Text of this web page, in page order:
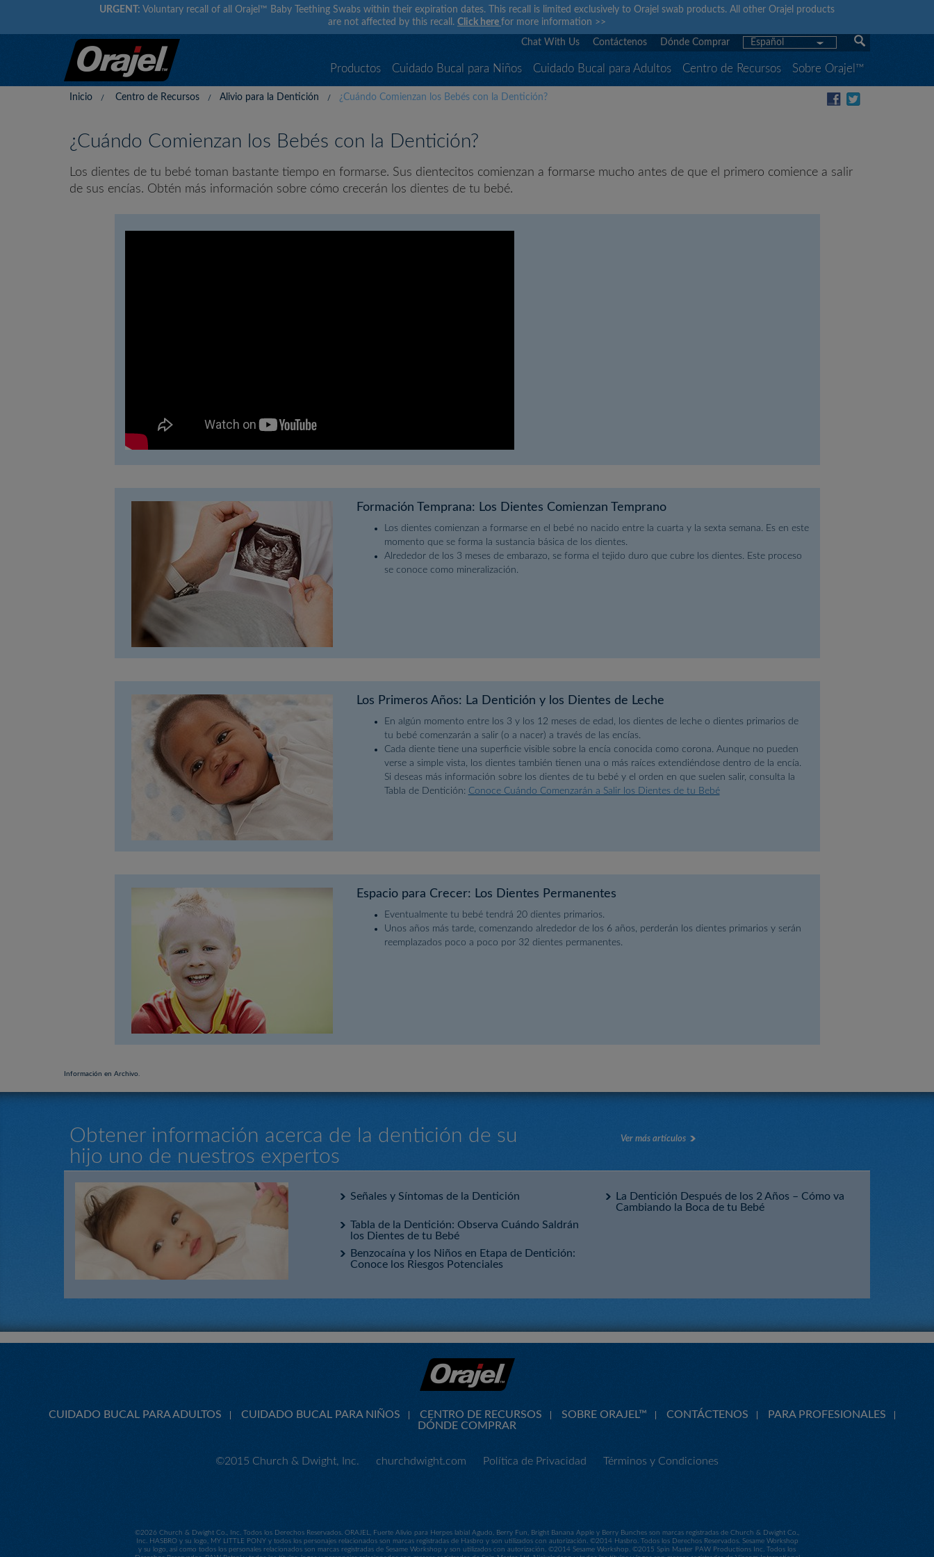
URGENT: Voluntary recall of all Orajel™ Baby Teething Swabs within their expiration dates. This recall is limited exclusively to Orajel swab products. All other Orajel products
are not affected by this recall. Click here for more information >>
Chat With Us Contáctenos Dónde Comprar Español
Productos Cuidado Bucal para Niños Cuidado Bucal para Adultos Centro de Recursos Sobre Orajel™
Inicio Centro de Recursos Alivio para la Dentición ¿Cuándo Comienzan los Bebés con la Dentición?
¿Cuándo Comienzan los Bebés con la Dentición?
Los dientes de tu bebé toman bastante tiempo en formarse. Sus dientecitos comienzan a formarse mucho antes de que el primero comience a salir
de sus encías. Obtén más información sobre cómo crecerán los dientes de tu bebé.
Formación Temprana: Los Dientes Comienzan Temprano
Los dientes comienzan a formarse en el bebé no nacido entre la cuarta y la sexta semana. Es en este
momento que se forma la sustancia básica de los dientes.
Alrededor de los 3 meses de embarazo, se forma el tejido duro que cubre los dientes. Este proceso
se conoce como mineralización.
Los Primeros Años: La Dentición y los Dientes de Leche
En algún momento entre los 3 y los 12 meses de edad, los dientes de leche o dientes primarios de
tu bebé comenzarán a salir (o a nacer) a través de las encías.
Cada diente tiene una superficie visible sobre la encía conocida como corona. Aunque no pueden
verse a simple vista, los dientes también tienen una o más raíces extendiéndose dentro de la encía.
Si deseas más información sobre los dientes de tu bebé y el orden en que suelen salir, consulta la
Tabla de Dentición: Conoce Cuándo Comenzarán a Salir los Dientes de tu Bebé
Espacio para Crecer: Los Dientes Permanentes
Eventualmente tu bebé tendrá 20 dientes primarios.
Unos años más tarde, comenzando alrededor de los 6 años, perderán los dientes primarios y serán
reemplazados poco a poco por 32 dientes permanentes.
Información en Archivo.
Obtener información acerca de la dentición de su
hijo uno de nuestros expertos
Ver más artículos
Señales y Síntomas de la Dentición
Tabla de la Dentición: Observa Cuándo Saldrán
los Dientes de tu Bebé
Benzocaína y los Niños en Etapa de Dentición:
Conoce los Riesgos Potenciales
La Dentición Después de los 2 Años – Cómo va
Cambiando la Boca de tu Bebé
CUIDADO BUCAL PARA ADULTOS CUIDADO BUCAL PARA NIÑOS CENTRO DE RECURSOS SOBRE ORAJEL™ CONTÁCTENOS
PARA PROFESIONALES
DÓNDE COMPRAR
©2015 Church & Dwight, Inc. churchdwight.com Política de Privacidad Términos y Condiciones
©2026 Church & Dwight Co., Inc. Todos los Derechos Reservados. ORAJEL, Fuerte Alivio para Herpes labial Agudo, Berry Fun, Bright Banana Apple y Berry Bunches son marcas registradas de Church & Dwight Co.,
Inc. HASBRO y su logo, MY LITTLE PONY y todos los personajes relacionados son marcas registradas de Hasbro y son utilizados con autorización. ©2014 Hasbro. Todos los Derechos Reservados. Sesame Workshop
y su logo, así como todos los personales relacionados son marcas registradas de Sesame Workshop y son utilizados con autorización. ©2014 Sesame Workshop. ©2015 Spin Master PAW Productions Inc. Todos los